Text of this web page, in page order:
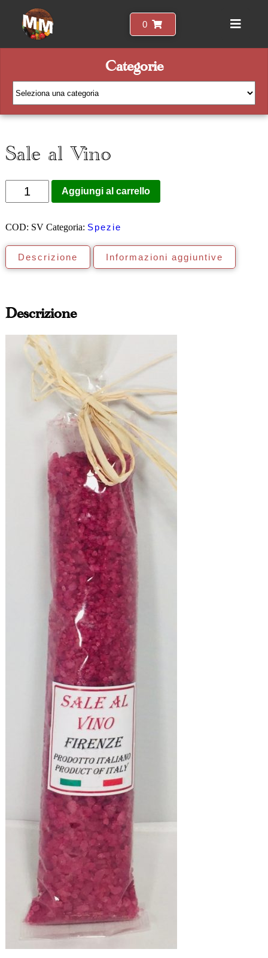
0
Categorie
Sale al Vino
Quantità
Aggiungi al carrello
COD: SV Categoria: Spezie
Descrizione Informazioni aggiuntive
Descrizione